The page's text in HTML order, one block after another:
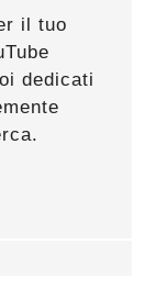
il tuo
dedicati